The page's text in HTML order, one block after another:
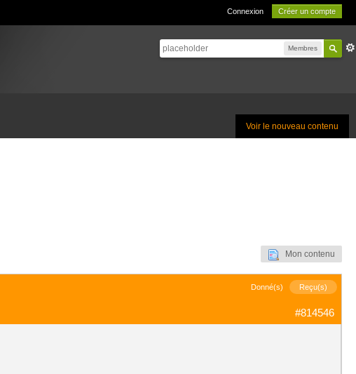
Connexion Créer un compte
Membres
Voir le nouveau contenu
Mon contenu
Donné(s) Reçu(s)
#814546